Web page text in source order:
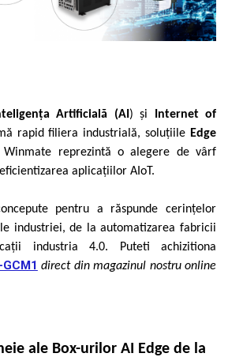
de testare la
militară
arbori
date
meteo
de
de
de vibrațiiArtificială (AI ) și
Internet of
rapid filiera industrială, soluțiile Edge
reprezintă o alegere de vârf
aplicațiilor AIoT.
pentru a răspunde cerințelor
industriei, de la automatizarea fabricii
industria 4.0. Puteti achizitiona
direct din magazinul nostru online
ale Box-urilor AI Edge de la